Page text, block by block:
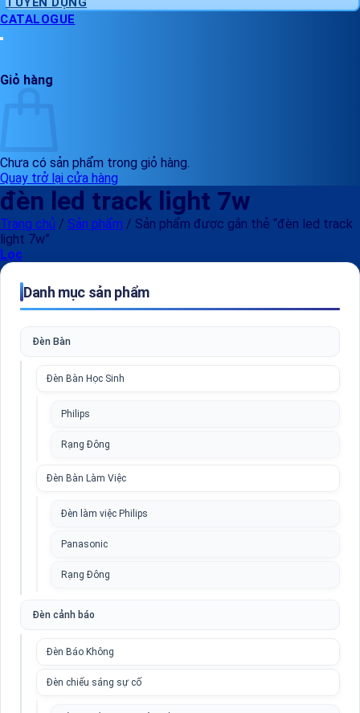
CATALOGUE
Giỏ hàng
Chưa có sản phẩm trong giỏ hàng.
Quay trở lại cửa hàng
đèn led track light 7w
Trang chủ / Sản phẩm / Sản phẩm được gắn thẻ “đèn led track
light 7w”
Lọc
Danh mục sản phẩm
Đèn Bàn
Đèn Bàn Học Sinh
Philips
Rạng Đông
Đèn Bàn Làm Việc
Đèn làm việc Philips
Panasonic
Rạng Đông
Đèn cảnh báo
Đèn Báo Không
Đèn chiếu sáng sự cố